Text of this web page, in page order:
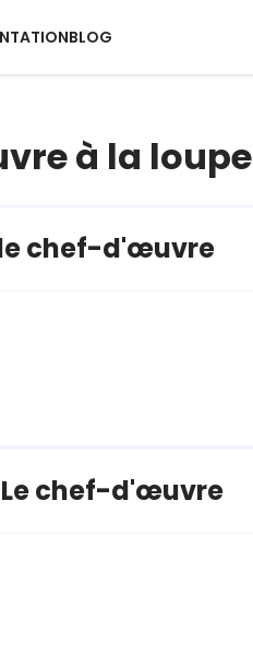
BLOG
à la loupe
chef-d'œuvre
Le chef-d'œuvre